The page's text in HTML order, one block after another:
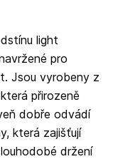
light
pro
Jsou vyrobeny z
přirozeně
dobře odvádí
která zajišťují
držení